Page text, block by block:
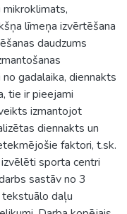
līmeņa izvērtēšana
daudzums
gadalaika, diennakts
tie ir pieejami
izmantojot
diennakts un
faktori, t.sk.
sporta centri
sastāv no 3
daļu